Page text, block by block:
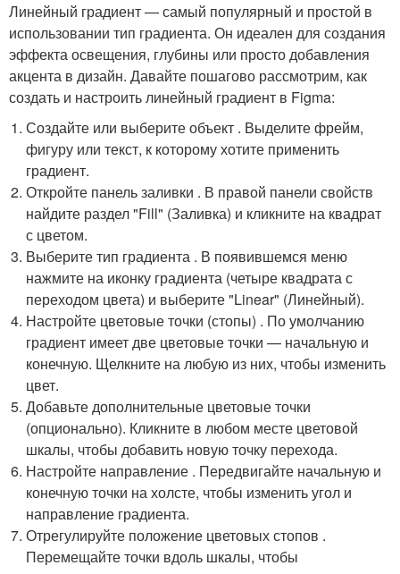
Линейный градиент — самый популярный и простой в
использовании тип градиента. Он идеален для создания
эффекта освещения, глубины или просто добавления
акцента в дизайн. Давайте пошагово рассмотрим, как
создать и настроить линейный градиент в Figma:
Создайте или выберите объект . Выделите фрейм,
фигуру или текст, к которому хотите применить
градиент.
Откройте панель заливки . В правой панели свойств
найдите раздел "Fill" (Заливка) и кликните на квадрат
с цветом.
Выберите тип градиента . В появившемся меню
нажмите на иконку градиента (четыре квадрата с
переходом цвета) и выберите "Linear" (Линейный).
Настройте цветовые точки (стопы) . По умолчанию
градиент имеет две цветовые точки — начальную и
конечную. Щелкните на любую из них, чтобы изменить
цвет.
Добавьте дополнительные цветовые точки
(опционально). Кликните в любом месте цветовой
шкалы, чтобы добавить новую точку перехода.
Настройте направление . Передвигайте начальную и
конечную точки на холсте, чтобы изменить угол и
направление градиента.
Отрегулируйте положение цветовых стопов .
Перемещайте точки вдоль шкалы, чтобы